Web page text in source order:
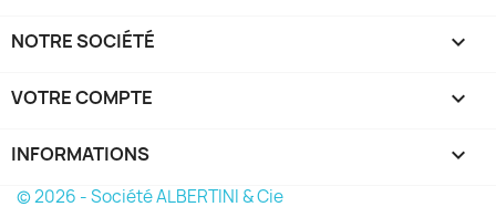
NOTRE SOCIÉTÉ 
VOTRE COMPTE 
INFORMATIONS keyboard_arrow_down
© 2026 - Société ALBERTINI & Cie